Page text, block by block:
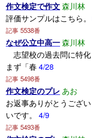
作文検定で作文森川林
評価サンプルはこちら。
記事 5538番
なぜ公立中高一森川林
志望校の過去問に特化
まず「春 4/28
記事 5498番
作文検定のプレ あお
お返事ありがとうござ
いです。
4/9
記事 5493番